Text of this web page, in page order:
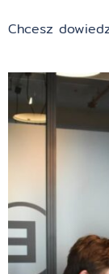
Chcesz